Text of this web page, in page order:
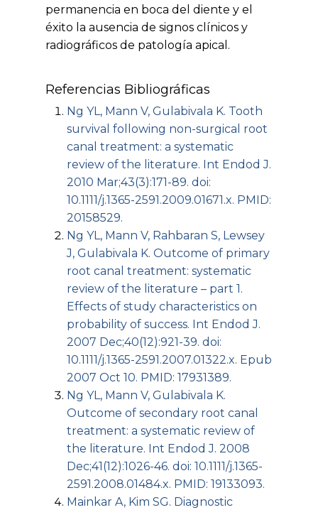
permanencia en boca del diente y el
éxito la ausencia de signos clínicos y
radiográficos de patología apical.
Referencias Bibliográficas
Ng YL, Mann V, Gulabivala K. Tooth
survival following non-surgical root
canal treatment: a systematic
review of the literature. Int Endod J.
2010 Mar;43(3):171-89. doi:
10.1111/j.1365-2591.2009.01671.x. PMID:
20158529.
Ng YL, Mann V, Rahbaran S, Lewsey
J, Gulabivala K. Outcome of primary
root canal treatment: systematic
review of the literature – part 1.
Effects of study characteristics on
probability of success. Int Endod J.
2007 Dec;40(12):921-39. doi:
10.1111/j.1365-2591.2007.01322.x. Epub
2007 Oct 10. PMID: 17931389.
Ng YL, Mann V, Gulabivala K.
Outcome of secondary root canal
treatment: a systematic review of
the literature. Int Endod J. 2008
Dec;41(12):1026-46. doi: 10.1111/j.1365-
2591.2008.01484.x. PMID: 19133093.
Mainkar A, Kim SG. Diagnostic